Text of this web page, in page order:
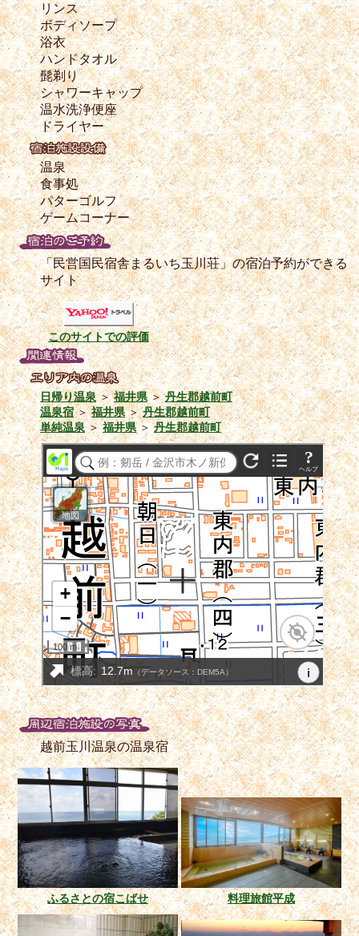
リンス
ボディソープ
浴衣
ハンドタオル
髭剃り
シャワーキャップ
温水洗浄便座
ドライヤー
温泉
食事処
パターゴルフ
ゲームコーナー
「民営国民宿舎まるいち玉川荘」の宿泊予約ができる
サイト
このサイトでの評価
日帰り温泉＞福井県＞丹生郡越前町
温泉宿＞福井県＞丹生郡越前町
単純温泉＞福井県＞丹生郡越前町
越前玉川温泉の温泉宿
ふるさとの宿こばせ 料理旅館平成